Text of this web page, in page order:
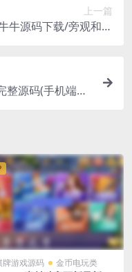
上一篇
牛源码下载/旁观和代
整源码(手机端
牌游戏源码 金币电玩类